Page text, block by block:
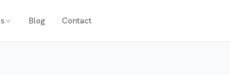
Blog Contact